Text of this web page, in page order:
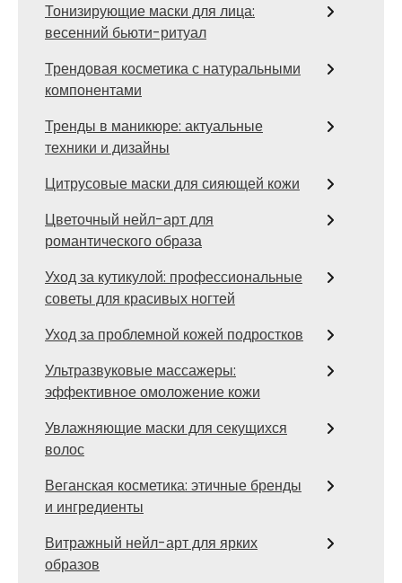
Тонизирующие маски для лица:
весенний бьюти-ритуал
Трендовая косметика с натуральными
компонентами
Тренды в маникюре: актуальные
техники и дизайны
Цитрусовые маски для сияющей кожи
Цветочный нейл-арт для
романтического образа
Уход за кутикулой: профессиональные
советы для красивых ногтей
Уход за проблемной кожей подростков
Ультразвуковые массажеры:
эффективное омоложение кожи
Увлажняющие маски для секущихся
волос
Веганская косметика: этичные бренды
и ингредиенты
Витражный нейл-арт для ярких
образов